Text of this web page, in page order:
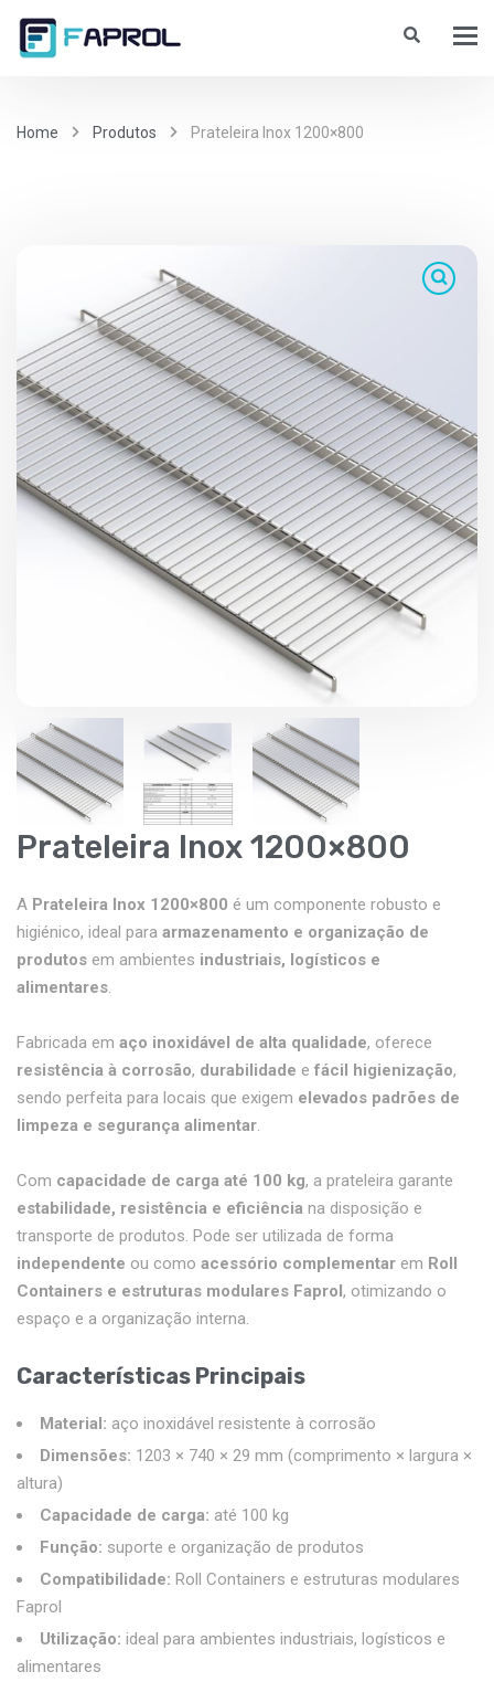
Home Produtos Prateleira Inox 1200×800
Prateleira Inox 1200×800
A Prateleira Inox 1200×800 é um componente robusto e
higiénico, ideal para armazenamento e organização de
produtos em ambientes industriais, logísticos e
alimentares.
Fabricada em aço inoxidável de alta qualidade, oferece
resistência à corrosão, durabilidade e fácil higienização,
sendo perfeita para locais que exigem elevados padrões de
limpeza e segurança alimentar.
Com capacidade de carga até 100 kg, a prateleira garante
estabilidade, resistência e eficiência na disposição e
transporte de produtos. Pode ser utilizada de forma
independente ou como acessório complementar em Roll
Containers e estruturas modulares Faprol, otimizando o
espaço e a organização interna.
Características Principais
Material: aço inoxidável resistente à corrosão
Dimensões: 1203 × 740 × 29 mm (comprimento × largura ×
altura)
Capacidade de carga: até 100 kg
Função: suporte e organização de produtos
Compatibilidade: Roll Containers e estruturas modulares
Faprol
Utilização: ideal para ambientes industriais, logísticos e
alimentares